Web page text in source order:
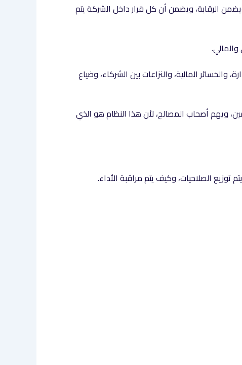
الرقابة، ويضمن أن كل قرار داخل الشركة يتم
المالية، والنزاعات بين الشركاء، وضياع
ويهم أصحاب المصالح، لأن هذا النظام هو الذي
الصلاحيات، وكيف يتم مراقبة الأداء.